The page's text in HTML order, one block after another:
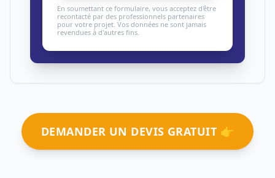
En soumettant ce formulaire, vous acceptez d'être
recontacté par des professionnels partenaires
pour votre projet. Vos données ne sont jamais
revendues à d'autres fins.
DEMANDER UN DEVIS GRATUIT 👉